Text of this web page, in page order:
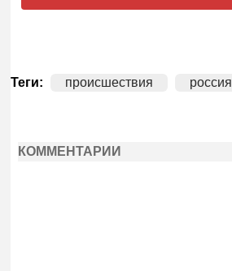
Теги: происшествия россия
КОММЕНТАРИИ